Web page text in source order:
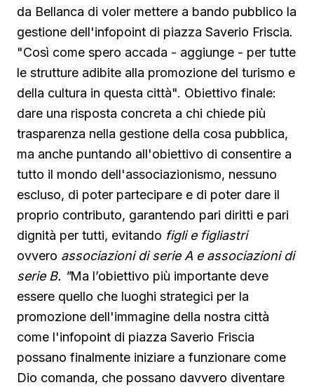
da Bellanca di voler mettere a bando pubblico la
gestione dell'infopoint di piazza Saverio Friscia.
"Così come spero accada - aggiunge - per tutte
le strutture adibite alla promozione del turismo e
della cultura in questa città". Obiettivo finale:
dare una risposta concreta a chi chiede più
trasparenza nella gestione della cosa pubblica,
ma anche puntando all'obiettivo di consentire a
tutto il mondo dell'associazionismo, nessuno
escluso, di poter partecipare e di poter dare il
proprio contributo, garantendo pari diritti e pari
dignità per tutti, evitando figli e figliastri
ovvero associazioni di serie A e associazioni di
serie B. "Ma l’obiettivo più importante deve
essere quello che luoghi strategici per la
promozione dell'immagine della nostra città
come l'infopoint di piazza Saverio Friscia
possano finalmente iniziare a funzionare come
Dio comanda, che possano davvero diventare